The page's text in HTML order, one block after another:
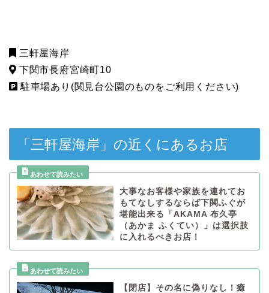
三軒屋海岸
下関市長府宮崎町10
駐車場あり(関見台公園のものをご利用ください)
「三軒屋海岸」の近くにあるお店
大事なお客様や家族を連れてお
もてなしするならば下関ふぐが
堪能出来る「AKAMA 布久亭
（あかま ふくてい）」は選択肢
に入れるべきお店！
【閉店】その名に偽りなし！癒